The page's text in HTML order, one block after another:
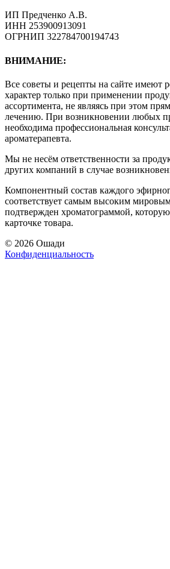
ИП Предченко А.В.
ИНН 253900913091
ОГРНИП 322784700194743
ВНИМАНИЕ:
Все советы и рецепты на сайте имеют
характер только при применении
ассортимента, не являясь при этом
лечению. При возникновении любых
необходима профессиональная
ароматерапевта.
Мы не несём ответственности за
других компаний в случае
Компонентный состав каждого
соответствует самым высоким
подтвержден хроматограммой,
карточке товара.
© 2026 Ошади
Конфиденциальность